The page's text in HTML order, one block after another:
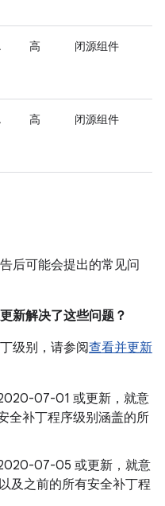
高 闭源组件
高 闭源组件
后可能会提出的常见问
新解决了这些问题？
级别，请参阅查看并更新
07-01 或更新，就意
补丁程序级别涵盖的所
07-05 或更新，就意
及之前的所有安全补丁程